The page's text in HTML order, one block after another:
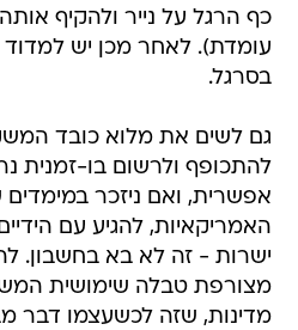
כף הרגל על נייר ולהקיף
עומדת). לאחר מכן יש
בסרגל.
גם לשים את מלוא כובד
להתכופף ולרשום בו-זמנית
אפשרית, ואם ניזכר
האמריקאיות, להגיע עם
ישרות - זה לא בא בחשבון.
מצורפת טבלה שימושית
מדינות, שזה לכשעצמו דבר